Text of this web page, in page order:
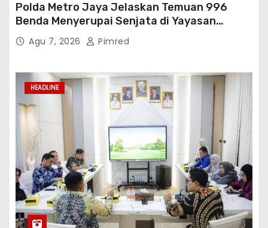
Polda Metro Jaya Jelaskan Temuan 996
Benda Menyerupai Senjata di Yayasan
Jaksel
Agu 7, 2026 Pimred
HEADLINE